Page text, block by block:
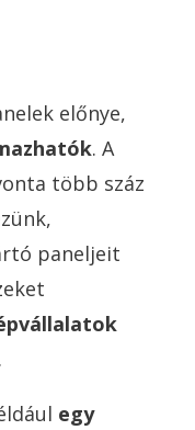
előnye,
. A
több száz
paneljeit
egy